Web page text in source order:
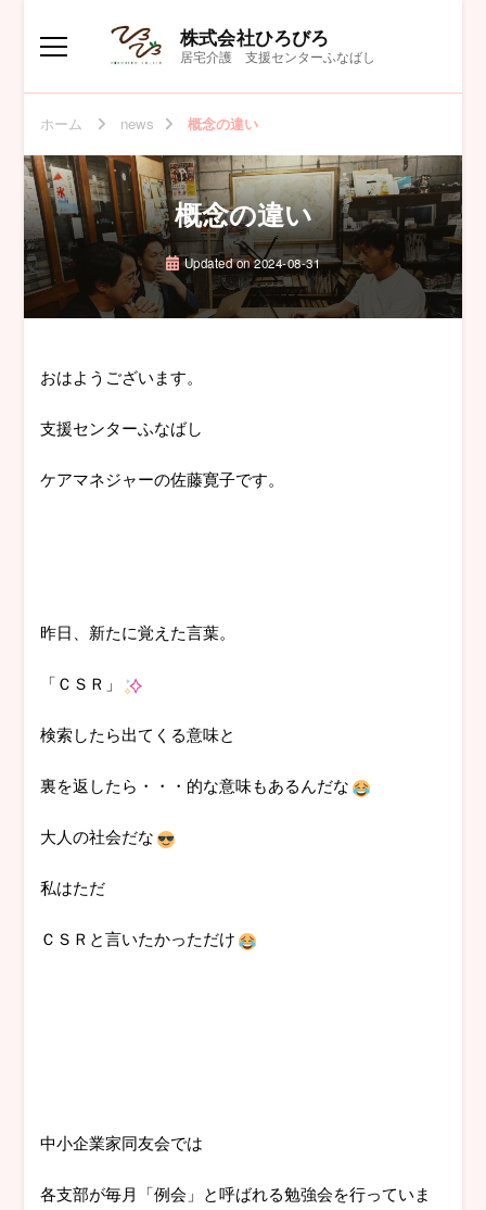
株式会社ひろびろ
居宅介護 支援センターふなばし
ホーム news 概念の違い
概念の違い
Updated on2024-08-31
おはようございます。
支援センターふなばし
ケアマネジャーの佐藤寛子です。
昨日、新たに覚えた言葉。
「ＣＳＲ」
検索したら出てくる意味と
裏を返したら・・・的な意味もあるんだな
大人の社会だな
私はただ
ＣＳＲと言いたかっただけ
中小企業家同友会では
各支部が毎月「例会」と呼ばれる勉強会を行っていま